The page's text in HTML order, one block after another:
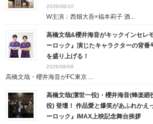
2026/08/10
W主演：西畑大吾×福本莉子 酒...
高橋文哉&櫻井海音がキックインセレ
ーロック』演じたキャラクターの背番
を盛り上げる！
2026/08/09
高橋文哉・櫻井海音がFC東京 ...
高橋文哉(潔世一役)・櫻井海音(蜂楽廻
役) 登壇！ 作品愛と爆笑があふれか
ーロック』IMAX上映記念舞台挨拶